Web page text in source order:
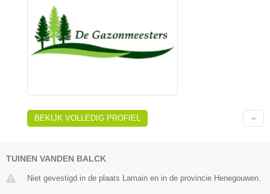
BEKIJK VOLLEDIG PROFIEL
TUINEN VANDEN BALCK
Niet gevestigd in de plaats Lamain en in de provincie Henegouwen.